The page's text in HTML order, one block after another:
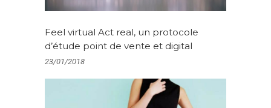
Feel virtual Act real, un protocole
d’étude point de vente et digital
23/01/2018